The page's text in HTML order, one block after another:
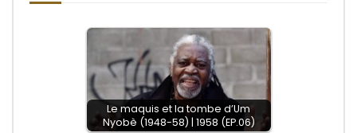
Le maquis et la tombe d’Um
Nyobè (1948-58) | 1958 (EP.06)